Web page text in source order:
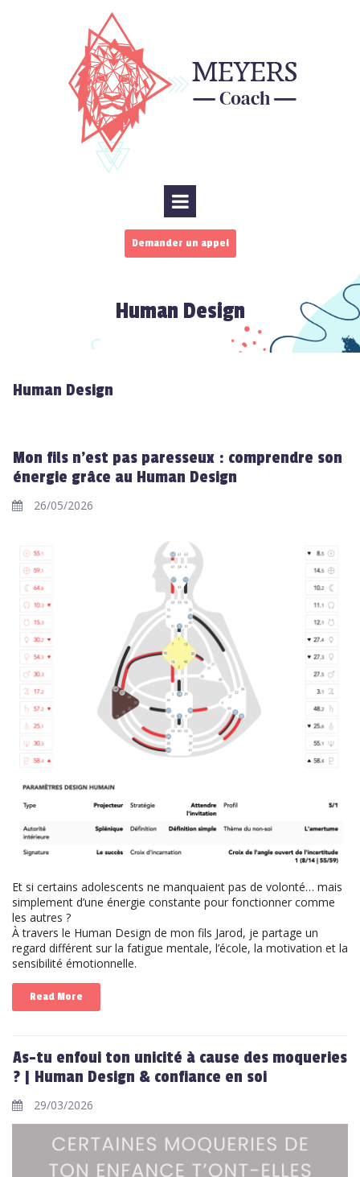
Demander un appel
Human Design
Human Design
Mon fils n’est pas paresseux : comprendre son
énergie grâce au Human Design
26/05/2026
Et si certains adolescents ne manquaient pas de volonté… mais
simplement d’une énergie constante pour fonctionner comme
les autres ?
À travers le Human Design de mon fils Jarod, je partage un
regard différent sur la fatigue mentale, l’école, la motivation et la
sensibilité émotionnelle.
Read More
As-tu enfoui ton unicité à cause des moqueries
? | Human Design & confiance en soi
29/03/2026